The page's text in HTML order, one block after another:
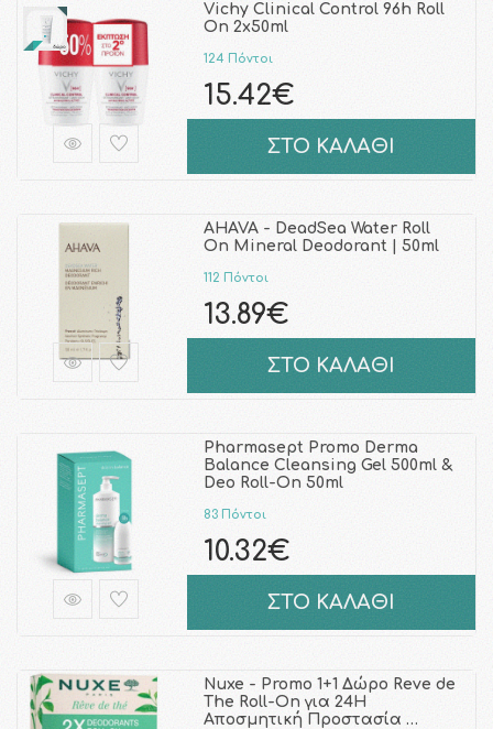
Vichy Clinical Control 96h Roll
On 2x50ml
124 Πόντοι
15.42€
ΣΤΟ ΚΑΛΑΘΙ
AHAVA - DeadSea Water Roll
On Mineral Deodorant | 50ml
112 Πόντοι
13.89€
ΣΤΟ ΚΑΛΑΘΙ
Pharmasept Promo Derma
Balance Cleansing Gel 500ml &
Deo Roll-On 50ml
83 Πόντοι
10.32€
ΣΤΟ ΚΑΛΑΘΙ
Nuxe - Promo 1+1 Δώρο Reve de
The Roll-On για 24H
Αποσμητική Προστασία …